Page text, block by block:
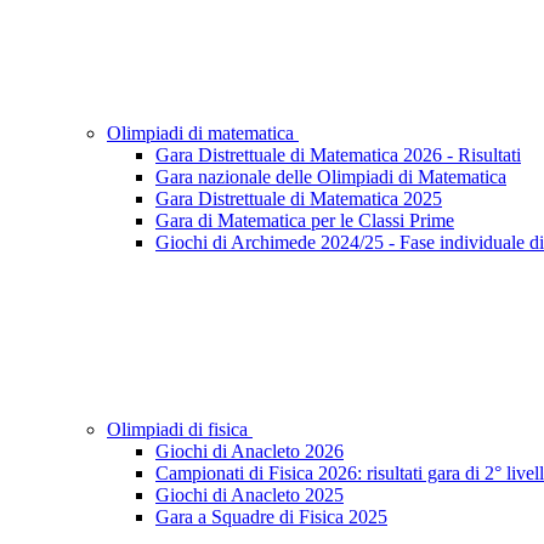
Olimpiadi di matematica
Gara Distrettuale di Matematica 2026 - Risultati
Gara nazionale delle Olimpiadi di Matematica
Gara Distrettuale di Matematica 2025
Gara di Matematica per le Classi Prime
Giochi di Archimede 2024/25 - Fase individuale
Olimpiadi di fisica
Giochi di Anacleto 2026
Campionati di Fisica 2026: risultati gara di 2°
Giochi di Anacleto 2025
Gara a Squadre di Fisica 2025